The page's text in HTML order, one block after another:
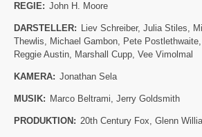
REGIE: John H. Moore
DARSTELLER: Liev Schreiber, Julia Stiles,
Thewlis, Michael Gambon, Pete Postlethwaite,
Reggie Austin, Marshall Cupp, Vee Vimolmal
KAMERA: Jonathan Sela
MUSIK: Marco Beltrami, Jerry Goldsmith
PRODUKTION: 20th Century Fox, Glenn